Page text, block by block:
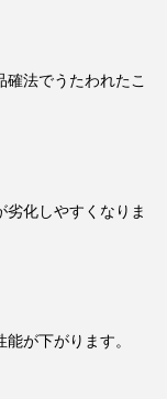
確法でうたわれたこ
化しやすくなりま
が下がります。